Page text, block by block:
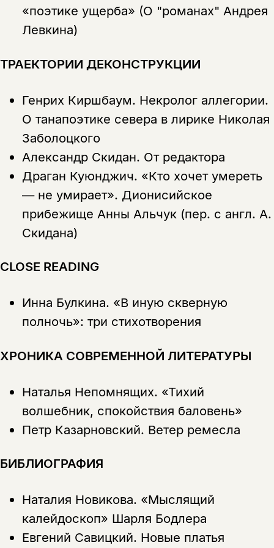
«поэтике ущерба» (О "романах" Андрея
Левкина)
ТРАЕКТОРИИ ДЕКОНСТРУКЦИИ
Генрих Киршбаум. Некролог аллегории.
О танапоэтике севера в лирике Николая
Заболоцкого
Александр Скидан. От редактора
Драган Куюнджич. «Кто хочет умереть
— не умирает». Дионисийское
прибежище Анны Альчук (пер. с англ. А.
Скидана)
CLOSE READING
Инна Булкина. «В иную скверную
полночь»: три стихотворения
ХРОНИКА СОВРЕМЕННОЙ ЛИТЕРАТУРЫ
Наталья Непомнящих. «Тихий
волшебник, спокойствия баловень»
Петр Казарновский. Ветер ремесла
БИБЛИОГРАФИЯ
Наталия Новикова. «Мыслящий
калейдоскоп» Шарля Бодлера
Евгений Савицкий. Новые платья